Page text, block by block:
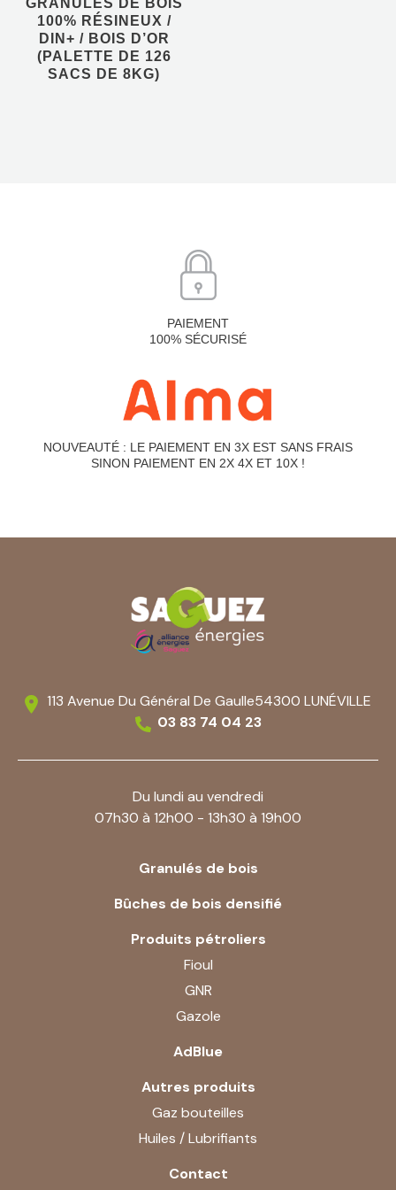
100% RÉSINEUX /
DIN+ / BOIS D’OR
(PALETTE DE 126
SACS DE 8KG)
AJOUTER AU PANIER
PAIEMENT
100% SÉCURISÉ
NOUVEAUTÉ : LE PAIEMENT EN 3X EST SANS FRAIS
SINON PAIEMENT EN 2X 4X ET 10X !
113 Avenue Du Général De Gaulle54300 LUNÉVILLE
03 83 74 04 23
Du lundi au vendredi
07h30 à 12h00 - 13h30 à 19h00
Granulés de bois
Bûches de bois densifié
Produits pétroliers
Fioul
GNR
Gazole
AdBlue
Autres produits
Gaz bouteilles
Huiles / Lubrifiants
Contact